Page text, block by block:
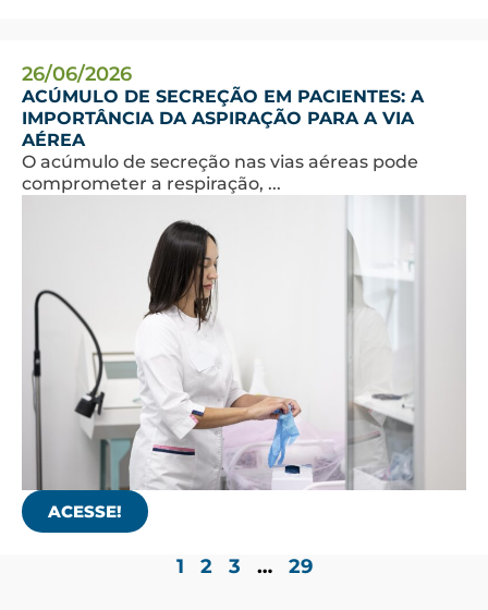
26/06/2026
ACÚMULO DE SECREÇÃO EM PACIENTES: A
IMPORTÂNCIA DA ASPIRAÇÃO PARA A VIA
AÉREA
O acúmulo de secreção nas vias aéreas pode
comprometer a respiração, ...
ACESSE!
1 2 3 … 29